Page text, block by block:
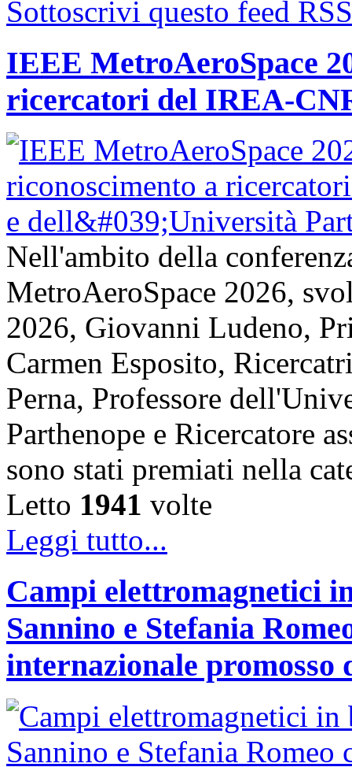
Sottoscrivi questo feed RSS
IEEE MetroAeroSpace
ricercatori del IREA-
Nell'ambito della
MetroAeroSpace 2026,
2026, Giovanni Ludeno,
Carmen Esposito,
Perna, Professore
Parthenope e Ricercatore
sono stati premiati nella
Letto 1941 volte
Leggi tutto...
Campi elettromagnetici
Sannino e Stefania
internazionale promosso